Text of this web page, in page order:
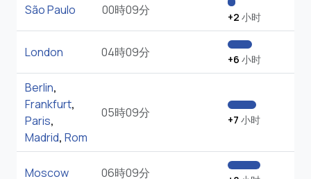
São Paulo 00時09分 +2 小时
London 04時09分 +6 小时
Berlin,
Frankfurt,
Paris,
Madrid, Rom
05時09分 +7 小时
Moscow 06時09分